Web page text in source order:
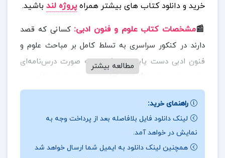
خرید و دانلود کتاب های بیشتر همراهپروژه لند باشید.
📰مشخصات کتاب علوم و فنون ادبی:کسانی که قصد
دارند در کنکور سراسری به تسلط کامل بر مباحث علوم و
فنون ادبی دست یابند. این کتاب به صورت درس‌نامه‌ای
طراحی شده تا دانش‌آموزان را به خوبی برای آزمون‌های
آزمایشی و کنکور آماده کند.
📰بخشی از کتاب علوم و فنون ادبی:
شامل آرایه‌های ادبی، عروض و قافیه، تاریخ ادبیات و
مطالعه بیشتر
راهنمای خرید:
لینک دانلود فایل بلافاصله بعد از پرداخت وجه به
نمایش در خواهد آمد.
همچنین لینک دانلود به ایمیل شما ارسال خواهد شد